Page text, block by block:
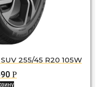
255/45 R20 105W
Р